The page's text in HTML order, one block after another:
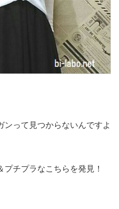
ンって見つからないんですよ
チプラなこちらを発見！